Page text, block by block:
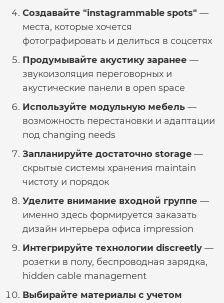
Создавайте "instagrammable spots" —
места, которые хочется
фотографировать и делиться в соцсетях
Продумывайте акустику заранее —
звукоизоляция переговорных и
акустические панели в open space
Используйте модульную мебель —
возможность перестановки и адаптации
под changing needs
Запланируйте достаточно storage —
скрытые системы хранения maintain
чистоту и порядок
Уделите внимание входной группе —
именно здесь формируется заказать
дизайн интерьера офиса impression
Интегрируйте технологии discreetly —
розетки в полу, беспроводная зарядка,
hidden cable management
Выбирайте материалы с учетом